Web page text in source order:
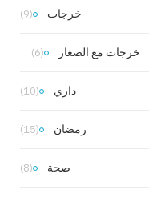
خرجات (9)
خرجات مع الصغار (6)
داري (10)
رمضان (15)
صحة (8)